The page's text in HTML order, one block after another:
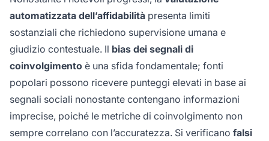
automatizzata dell’affidabilità presenta limiti
sostanziali che richiedono supervisione umana e
giudizio contestuale. Il bias dei segnali di
coinvolgimento è una sfida fondamentale; fonti
popolari possono ricevere punteggi elevati in base ai
segnali sociali nonostante contengano informazioni
imprecise, poiché le metriche di coinvolgimento non
sempre correlano con l’accuratezza. Si verificano falsi